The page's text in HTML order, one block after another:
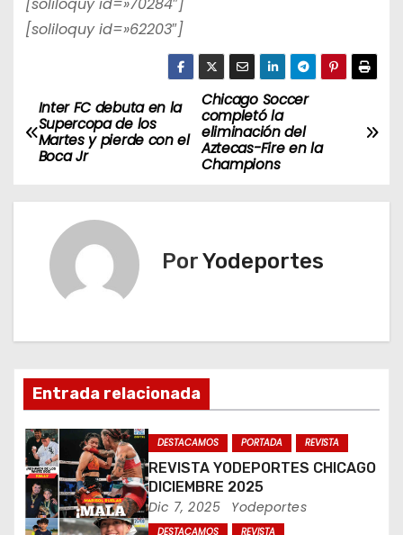
[soliloquy id=»62203″]
N
a
c
i
ó
n
d
e
Chicago Soccer
completó la
eliminación del
Aztecas-Fire en la
Champions
Inter FC debuta en la
Supercopa de los
Martes y pierde con el
Boca Jr
PorYodeportes
Entrada relacionada
DESTACAMOS PORTADA REVISTA
REVISTA YODEPORTES CHICAGO
DICIEMBRE 2025
Dic 7, 2025 Yodeportes
DESTACAMOS REVISTA